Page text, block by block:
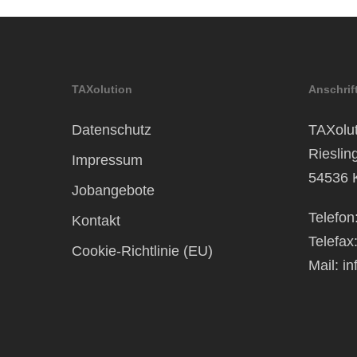
TAXolution
Datenschutz
Impressum
Jobangebote
Kontakt
Cookie-Richtlinie (EU)
54536
Mail: